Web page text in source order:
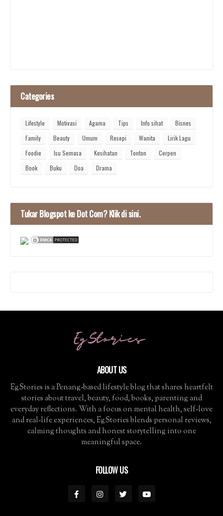
Categories
Lifestyle Motivasi Agama Tips Info sihat
Bisnes
Family
Beauty Umum Resepi Wanita
Lirik Lagu
Foodie
Isu Semasa Kesihatan Tonton
Cerpen
Book
Buku Doa Drama
Tukar Blogspot ke Dot Com? Klik di sini.
ABOUT US
EgStories is a Penang-based lifestyle blog that shares heartfelt
stories about travel, beauty, food, books, parenting and
everyday reflections. With a focus on mental health, self-love
and real-life experiences, EgStories blends personal reviews,
calming thoughts and honest storytelling into one
meaningful space.
FOLLOW US